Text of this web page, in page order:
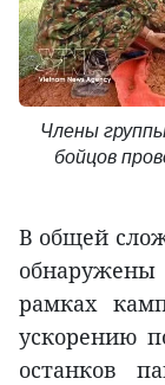
Члены
бойцов
В общей
рамках
ускорению
останков